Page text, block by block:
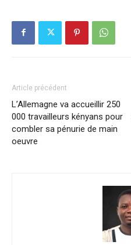
Article précédent
L’Allemagne va accueillir 250
000 travailleurs kényans pour
combler sa pénurie de main
oeuvre